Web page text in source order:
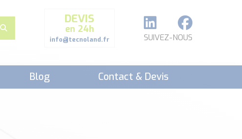
DEVIS
en 24h
info@tecnoland.fr SUIVEZ-NOUS
Blog Contact & Devis